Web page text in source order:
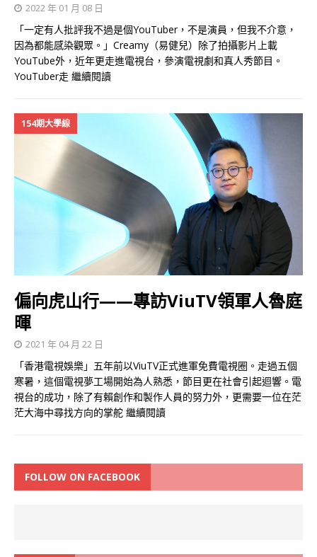
2022 年 01 月 08 日
「一定有人批評我不過是個YouTuber，不是演員，但我不介意，
因為都能感染觀眾。」Creamy（易健兒）除了拍攝影片上載
YouTube外，近年更走進電視台，參演電視劇和真人秀節目。
YouTuber走 繼續閱讀
154期大學線
偏向虎山行——專訪ViuTV領軍人魯庭
暉
2021 年 04 月 22 日
「香港電視娛樂」五年前以ViuTV正式進軍免費電視圈。走過五個
寒暑，這個電視夢工場開始為人熟悉，節目更在社會引起迴響。電
視台的成功，除了有賴創作和製作人員的努力外，更需要一位在茫
茫大海中尋找方向的掌舵 繼續閱讀
FOLLOW ON FACEBOOK